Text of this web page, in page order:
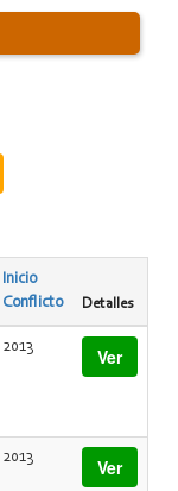
Inicio
Conflicto
Detalles
2013 Ver
2013 Ver